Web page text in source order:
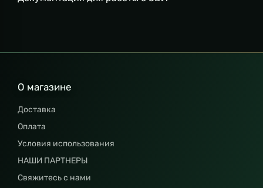
О магазине
Доставка
Оплата
Условия использования
НАШИ ПАРТНЕРЫ
Свяжитесь с нами